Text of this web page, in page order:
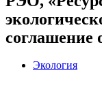
соглашение
Экология